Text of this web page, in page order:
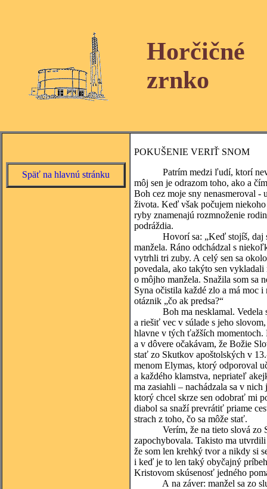
Horčičné
zrnko
Späť na hlavnú stránku
POKUŠENIE VERIŤ SNOM
Patrím medzi ľudí, ktorí
môj sen je odrazom toho, ako a
Boh cez moje sny nenasmeroval
života. Keď však počujem
ryby znamenajú rozmnoženie
podráždia.
Hovorí sa: „Keď stojíš, daj si
manžela. Ráno odchádzal s
vytrhli tri zuby. A celý sen sa
povedala, ako takýto sen
o môjho manžela. Snažila som sa
Syna očistila každé zlo a má moc
otáznik „čo ak predsa?“
Boh ma nesklamal. Vedela
a riešiť vec v súlade s jeho
hlavne v tých ťažších momentoch.
a v dôvere očakávam, že Božie
stať zo Skutkov apoštolských v
menom Elymas, ktorý odporoval
a každého klamstva, nepriateľ
ma zasiahli – nachádzala sa v
ktorý chcel skrze sen odobrať mi
diabol sa snaží prevrátiť priame
strach z toho, čo sa môže stať.
Verím, že na tieto slová zo
zapochybovala. Takisto ma
že som len krehký tvor a nikdy si
i keď je to len taký obyčajný
Kristovom skúsenosť jedného
A na záver: manžel sa zo